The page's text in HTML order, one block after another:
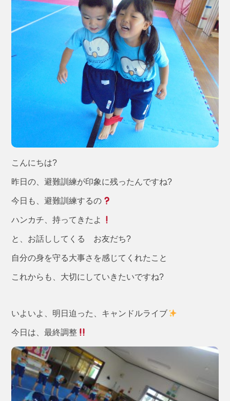
こんにちは?
昨日の、避難訓練が印象に残ったんですね?
今日も、避難訓練するの
ハンカチ、持ってきたよ
と、お話ししてくる お友だち?
自分の身を守る大事さを感じてくれたこと
これからも、大切にしていきたいですね?
いよいよ、明日迫った、キャンドルライブ
今日は、最終調整